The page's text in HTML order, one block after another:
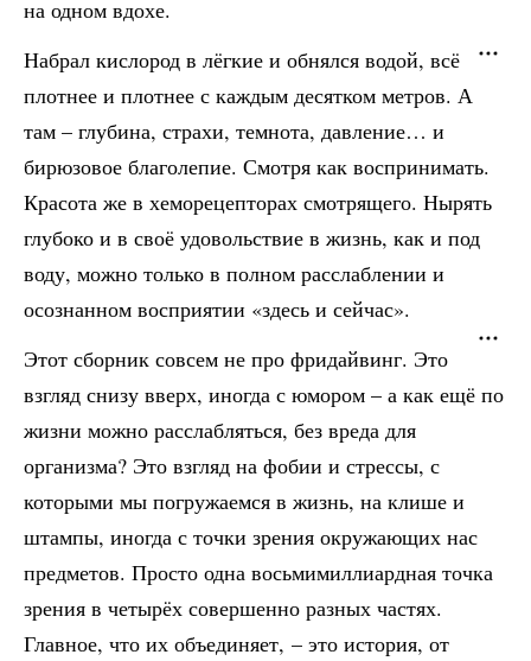
на одном вдохе.
Набрал кислород в лёгкие и обнялся водой, всё
плотнее и плотнее с каждым десятком метров. А
там – глубина, страхи, темнота, давление… и
бирюзовое благолепие. Смотря как воспринимать.
Красота же в хеморецепторах смотрящего. Нырять
глубоко и в своё удовольствие в жизнь, как и под
воду, можно только в полном расслаблении и
осознанном восприятии «здесь и сейчас».
Этот сборник совсем не про фридайвинг. Это
взгляд снизу вверх, иногда с юмором – а как ещё по
жизни можно расслабляться, без вреда для
организма? Это взгляд на фобии и стрессы, с
которыми мы погружаемся в жизнь, на клише и
штампы, иногда с точки зрения окружающих нас
предметов. Просто одна восьмимиллиардная точка
зрения в четырёх совершенно разных частях.
Главное, что их объединяет, – это история, от